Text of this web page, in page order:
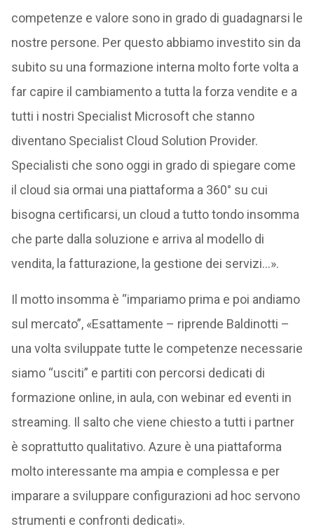
competenze e valore sono in grado di guadagnarsi le
nostre persone. Per questo abbiamo investito sin da
subito su una formazione interna molto forte volta a
far capire il cambiamento a tutta la forza vendite e a
tutti i nostri Specialist Microsoft che stanno
diventano Specialist Cloud Solution Provider.
Specialisti che sono oggi in grado di spiegare come
il cloud sia ormai una piattaforma a 360° su cui
bisogna certificarsi, un cloud a tutto tondo insomma
che parte dalla soluzione e arriva al modello di
vendita, la fatturazione, la gestione dei servizi…».
Il motto insomma è “impariamo prima e poi andiamo
sul mercato”, «Esattamente – riprende Baldinotti –
una volta sviluppate tutte le competenze necessarie
siamo “usciti” e partiti con percorsi dedicati di
formazione online, in aula, con webinar ed eventi in
streaming. Il salto che viene chiesto a tutti i partner
è soprattutto qualitativo. Azure è una piattaforma
molto interessante ma ampia e complessa e per
imparare a sviluppare configurazioni ad hoc servono
strumenti e confronti dedicati».